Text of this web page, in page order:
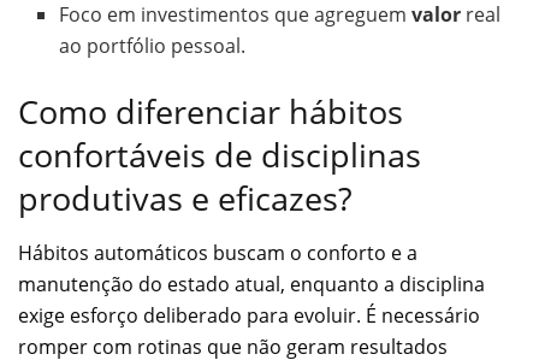
Foco em investimentos que agreguemvalor real
ao portfólio pessoal.
Como diferenciar hábitos
confortáveis de disciplinas
produtivas e eficazes?
Hábitos automáticos buscam o conforto e a
manutenção do estado atual, enquanto a disciplina
exige esforço deliberado para evoluir. É necessário
romper com rotinas que não geram resultados